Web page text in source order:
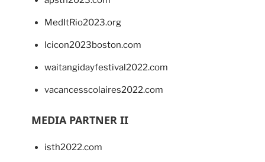
MedItRio2023.org
lcicon2023boston.com
waitangidayfestival2022.com
vacancesscolaires2022.com
MEDIA PARTNER II
isth2022.com